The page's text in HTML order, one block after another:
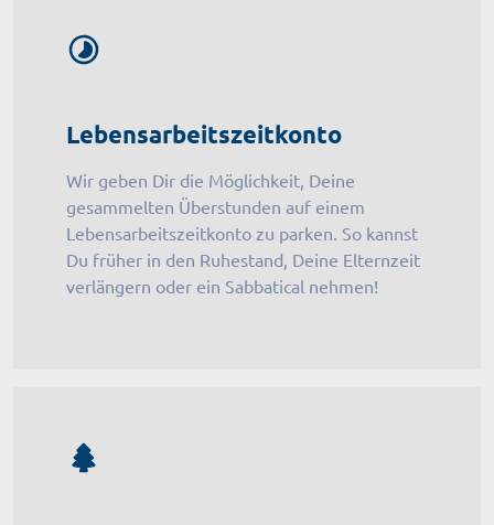
Lebensarbeitszeitkonto
Wir geben Dir die Möglichkeit, Deine
gesammelten Überstunden auf einem
Lebensarbeitszeitkonto zu parken. So kannst
Du früher in den Ruhestand, Deine Elternzeit
verlängern oder ein Sabbatical nehmen!